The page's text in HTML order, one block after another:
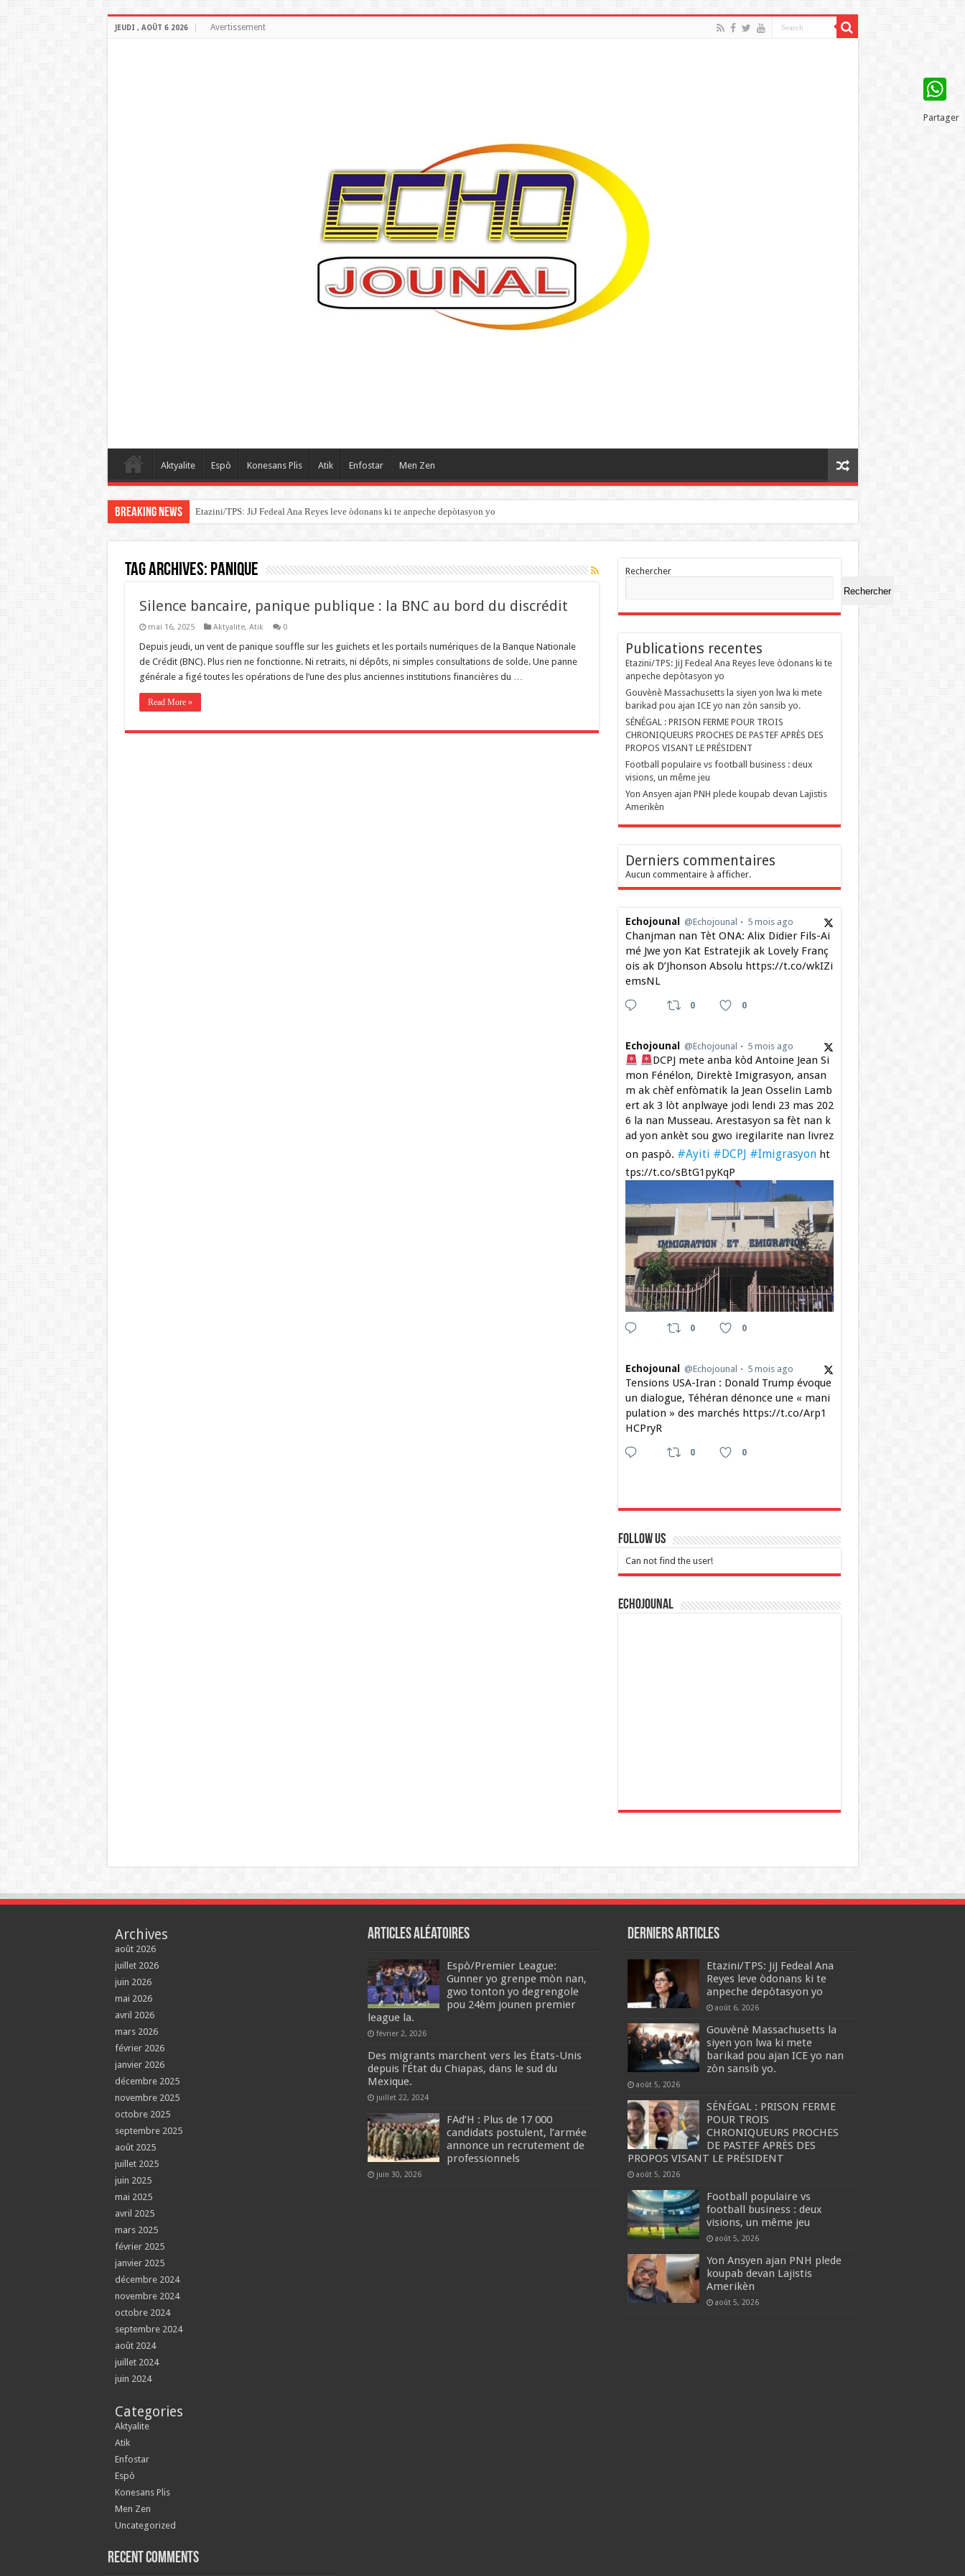
JEUDI , AOÛT 6 2026 Avertissement
Aktyalite Espò Konesans Plis Atik Enfostar Men Zen
Breaking News Etazini/TPS: JiJ Fedeal Ana Reyes leve òdonans ki te anpeche depòtasyon yo
Tag Archives: Panique
Silence bancaire, panique publique : la BNC au bord du discrédit
mai 16, 2025 Aktyalite, Atik 0
Depuis jeudi, un vent de panique souffle sur les guichets et les portails numériques de la Banque Nationale
de Crédit (BNC). Plus rien ne fonctionne. Ni retraits, ni dépôts, ni simples consultations de solde. Une panne
générale a figé toutes les opérations de l’une des plus anciennes institutions financières du …
Read More »
Rechercher
Rechercher
Publications recentes
Etazini/TPS: JiJ Fedeal Ana Reyes leve òdonans ki te
anpeche depòtasyon yo
Gouvènè Massachusetts la siyen yon lwa ki mete
barikad pou ajan ICE yo nan zòn sansib yo.
SÉNÉGAL : PRISON FERME POUR TROIS
CHRONIQUEURS PROCHES DE PASTEF APRÈS DES
PROPOS VISANT LE PRÉSIDENT
Football populaire vs football business : deux
visions, un même jeu
Yon Ansyen ajan PNH plede koupab devan Lajistis
Amerikèn
Derniers commentaires
Aucun commentaire à afficher.
Echojounal @Echojounal 5 mois ago
Chanjman nan Tèt ONA: Alix Didier Fils-Ai
mé Jwe yon Kat Estratejik ak Lovely Franç
ois ak D’Jhonson Absolu https://t.co/wkIZi
emsNL
0 0
Echojounal @Echojounal 5 mois ago
DCPJ mete anba kòd Antoine Jean Si
mon Fénélon, Direktè Imigrasyon, ansan
m ak chèf enfòmatik la Jean Osselin Lamb
ert ak 3 lòt anplwaye jodi lendi 23 mas 202
6 la nan Musseau. Arestasyon sa fèt nan k
ad yon ankèt sou gwo iregilarite nan livrez
on paspò. #Ayiti #DCPJ #Imigrasyonht
tps://t.co/sBtG1pyKqP
0 0
Echojounal @Echojounal 5 mois ago
Tensions USA-Iran : Donald Trump évoque
un dialogue, Téhéran dénonce une « mani
pulation » des marchés https://t.co/Arp1
HCPryR
0 0
Follow Us
Can not find the user!
Echojounal
Archives
août 2026
juillet 2026
juin 2026
mai 2026
avril 2026
mars 2026
février 2026
janvier 2026
décembre 2025
novembre 2025
octobre 2025
septembre 2025
août 2025
juillet 2025
juin 2025
mai 2025
avril 2025
mars 2025
février 2025
janvier 2025
décembre 2024
novembre 2024
octobre 2024
septembre 2024
août 2024
juillet 2024
juin 2024
Categories
Aktyalite
Atik
Enfostar
Espò
Konesans Plis
Men Zen
Uncategorized
Recent Comments
Articles aléatoires
Espò/Premier League:
Gunner yo grenpe mòn nan,
gwo tonton yo degrengole
pou 24èm jounen premier
league la.
février 2, 2026
Des migrants marchent vers les États-Unis
depuis l’État du Chiapas, dans le sud du
Mexique.
juillet 22, 2024
FAd’H : Plus de 17 000
candidats postulent, l’armée
annonce un recrutement de
professionnels
juin 30, 2026
Derniers articles
Etazini/TPS: JiJ Fedeal Ana
Reyes leve òdonans ki te
anpeche depòtasyon yo
août 6, 2026
Gouvènè Massachusetts la
siyen yon lwa ki mete
barikad pou ajan ICE yo nan
zòn sansib yo.
août 5, 2026
SÉNÉGAL : PRISON FERME
POUR TROIS
CHRONIQUEURS PROCHES
DE PASTEF APRÈS DES
PROPOS VISANT LE PRÉSIDENT
août 5, 2026
Football populaire vs
football business : deux
visions, un même jeu
août 5, 2026
Yon Ansyen ajan PNH plede
koupab devan Lajistis
Amerikèn
août 5, 2026
WhatsApp
Partager